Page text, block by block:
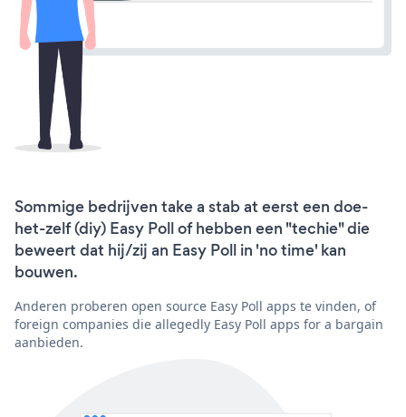
Sommige bedrijven take a stab at eerst een doe-
het-zelf (diy) Easy Poll of hebben een "techie" die
beweert dat hij/zij an Easy Poll in 'no time' kan
bouwen.
Anderen proberen open source Easy Poll apps te vinden, of
foreign companies die allegedly Easy Poll apps for a bargain
aanbieden.